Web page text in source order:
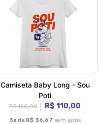
Camiseta Baby Long - Sou
Poti
R$ 120,00 R$ 110,00
3x de R$ 36,67 sem juros